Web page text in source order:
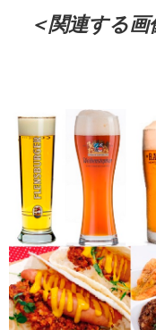
＜関連する画